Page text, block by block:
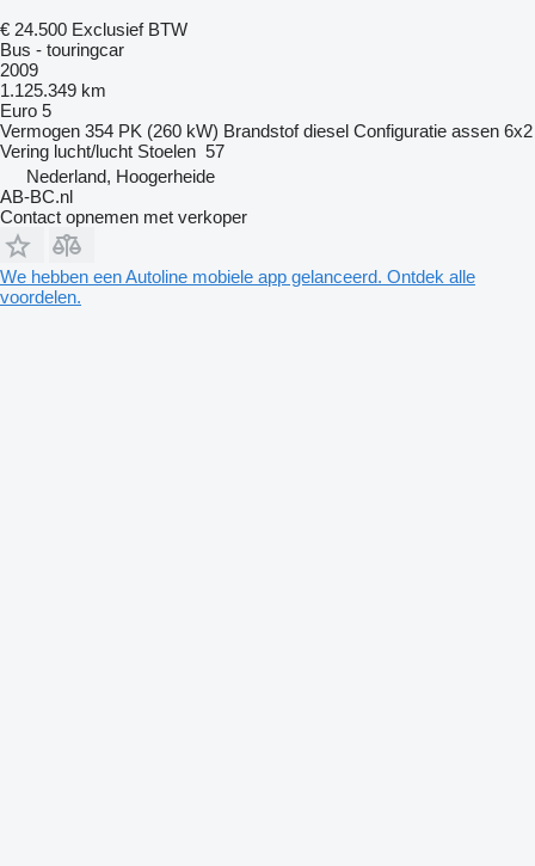
€ 24.500 Exclusief BTW
Bus - touringcar
2009
1.125.349 km
Euro 5
Vermogen 354 PK (260 kW) Brandstof diesel Configuratie assen 6x2
Vering lucht/lucht Stoelen 57
Nederland, Hoogerheide
AB-BC.nl
Contact opnemen met verkoper
We hebben een Autoline mobiele app gelanceerd. Ontdek alle
voordelen.